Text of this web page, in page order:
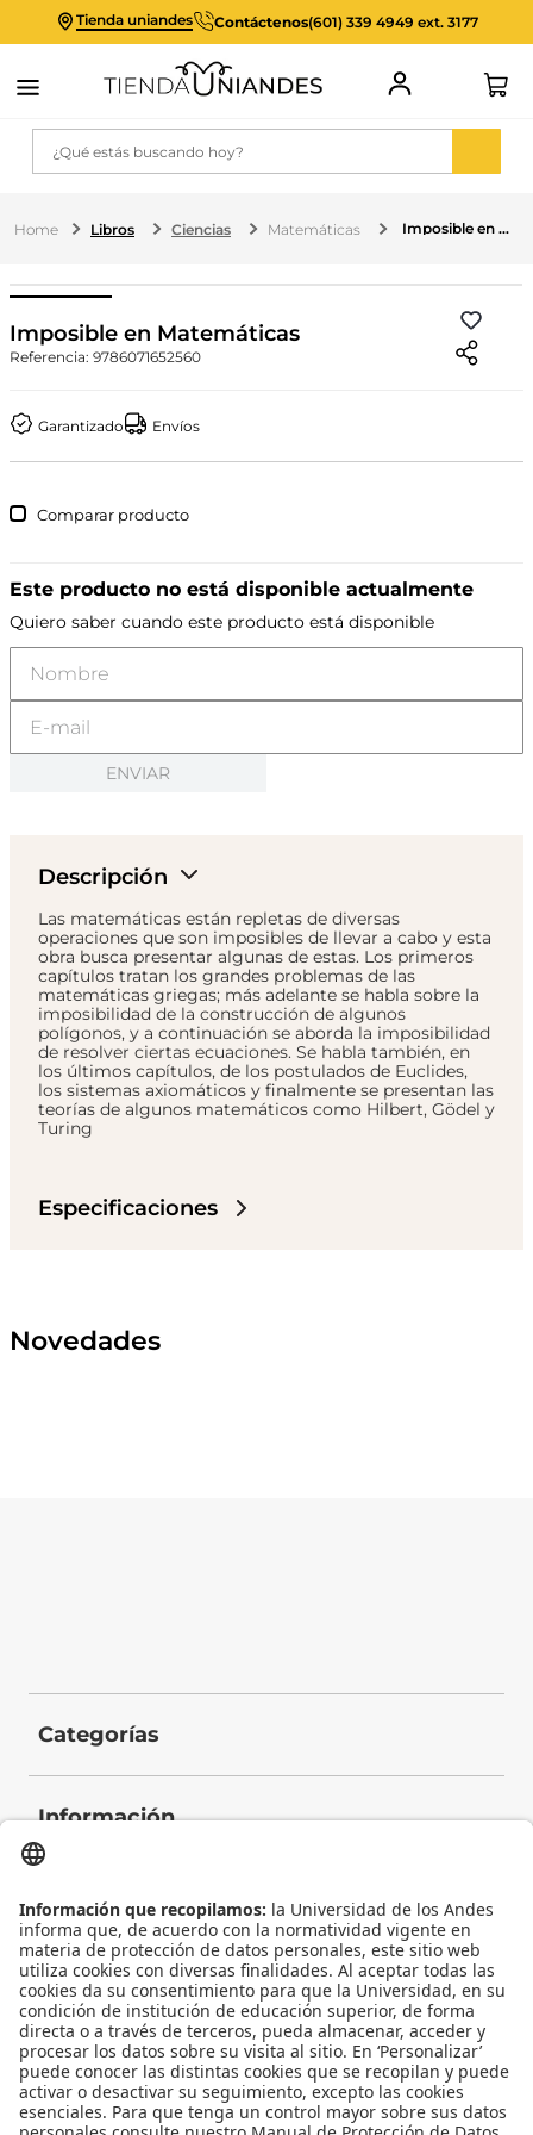
Tienda uniandes Contáctenos(601) 339 4949 ext. 3177
¿Qué estás buscando hoy?
Libros Ciencias Matemáticas Imposible en Matemáticas
Imposible en Matemáticas
Referencia: 9786071652560
Garantizado Envíos
Comparar
Este producto no está disponible actualmente
Quiero saber cuando este producto está disponible
ENVIAR
Descripción
Las matemáticas están repletas de diversas
operaciones que son imposibles de llevar a cabo y esta
obra busca presentar algunas de estas. Los primeros
capítulos tratan los grandes problemas de las
matemáticas griegas; más adelante se habla sobre la
imposibilidad de la construcción de algunos
polígonos, y a continuación se aborda la imposibilidad
de resolver ciertas ecuaciones. Se habla también, en
los últimos capítulos, de los postulados de Euclides,
los sistemas axiomáticos y finalmente se presentan las
teorías de algunos matemáticos como Hilbert, Gödel y
Turing
Especificaciones
Novedades
Categorías
Información
Contacto
Universidad de los Andes | Vigilada Mineducación